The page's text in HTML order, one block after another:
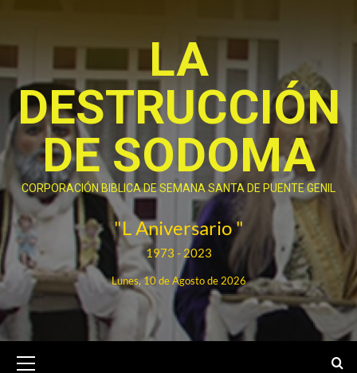
contenido
LA
DESTRUCCIÓN
DE SODOMA
CORPORACIÓN BIBLICA DE SEMANA SANTA DE PUENTE GENIL
"L Aniversario "
1973 - 2023
Lunes, 10 de Agosto de 2026
primario